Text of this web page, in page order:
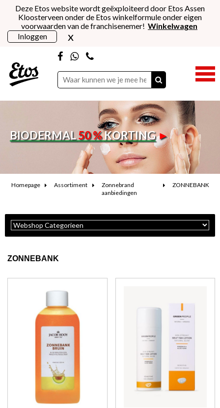
Deze Etos website wordt geëxploiteerd door Etos Assen
Kloosterveen onder de Etos winkelformule onder eigen
voorwaarden van de franchisenemer! Winkelwagen
Inloggen
x
BIODERMAL50%KORTING►
Homepage Assortiment
Zonnebrand
aanbiedingen
ZONNEBANK
ZONNEBANK